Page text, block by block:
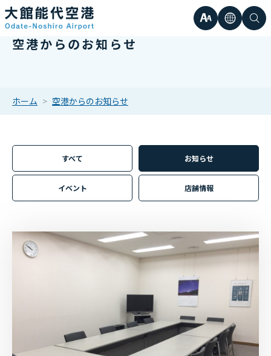
文
イ
ズ
言検
空港からのお知らせ
ホーム 空港からのお知らせ
すべて お知らせ
イベント 店舗情報